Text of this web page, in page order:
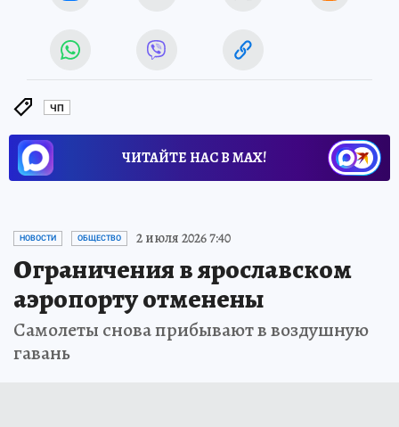
ЧП
ЧИТАЙТЕ НАС В МАХ!
НОВОСТИ ОБЩЕСТВО 2 июля 2026 7:40
Ограничения в ярославском
аэропорту отменены
Самолеты снова прибывают в воздушную
гавань